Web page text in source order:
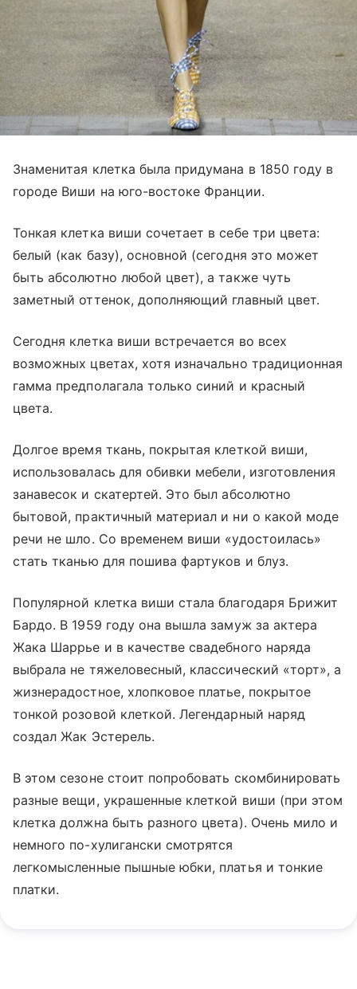
Знаменитая клетка была придумана в 1850 году в
городе Виши на юго-востоке Франции.
Тонкая клетка виши сочетает в себе три цвета:
белый (как базу), основной (сегодня это может
быть абсолютно любой цвет), а также чуть
заметный оттенок, дополняющий главный цвет.
Сегодня клетка виши встречается во всех
возможных цветах, хотя изначально традиционная
гамма предполагала только синий и красный
цвета.
Долгое время ткань, покрытая клеткой виши,
использовалась для обивки мебели, изготовления
занавесок и скатертей. Это был абсолютно
бытовой, практичный материал и ни о какой моде
речи не шло. Со временем виши «удостоилась»
стать тканью для пошива фартуков и блуз.
Популярной клетка виши стала благодаря Брижит
Бардо. В 1959 году она вышла замуж за актера
Жака Шаррье и в качестве свадебного наряда
выбрала не тяжеловесный, классический «торт», а
жизнерадостное, хлопковое платье, покрытое
тонкой розовой клеткой. Легендарный наряд
создал Жак Эстерель.
В этом сезоне стоит попробовать скомбинировать
разные вещи, украшенные клеткой виши (при этом
клетка должна быть разного цвета). Очень мило и
немного по-хулигански смотрятся
легкомысленные пышные юбки, платья и тонкие
платки.